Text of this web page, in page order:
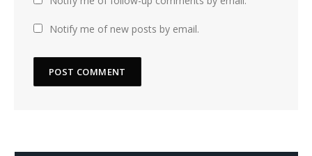
Notify me of new posts by email.